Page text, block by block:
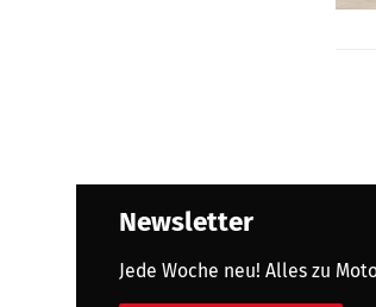
Newsletter
Jede Woche neu! Alles zu